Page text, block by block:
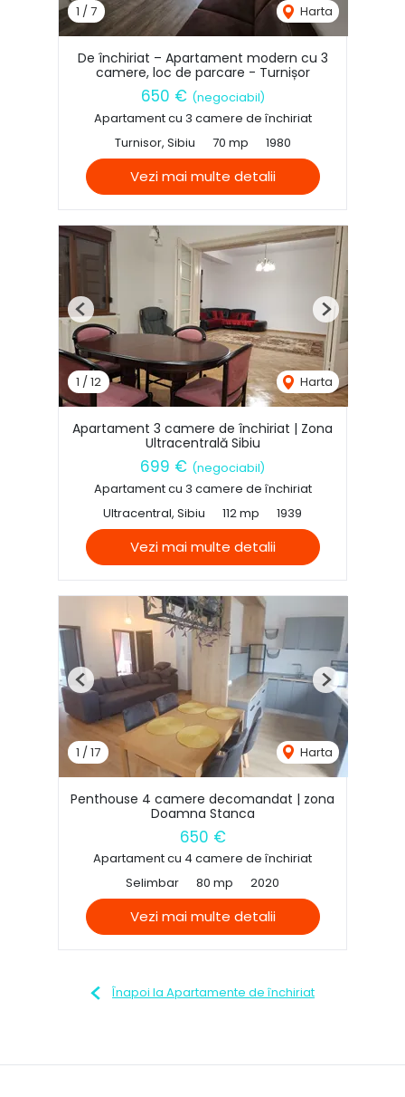
1 /7 Harta
De închiriat – Apartament modern cu 3
camere, loc de parcare - Turnișor
650 € (negociabil)
Apartament cu 3 camere de închiriat
Turnisor, Sibiu
70 mp 1980
Vezi mai multe detalii
1 /12 Harta
Previous Next
Apartament 3 camere de închiriat | Zona
Ultracentrală Sibiu
699 € (negociabil)
Apartament cu 3 camere de închiriat
Ultracentral, Sibiu
112 mp 1939
Vezi mai multe detalii
1 /17 Harta
Previous Next
Penthouse 4 camere decomandat | zona
Doamna Stanca
650 €
Apartament cu 4 camere de închiriat
Selimbar
80 mp 2020
Vezi mai multe detalii
Înapoi la Apartamente de închiriat